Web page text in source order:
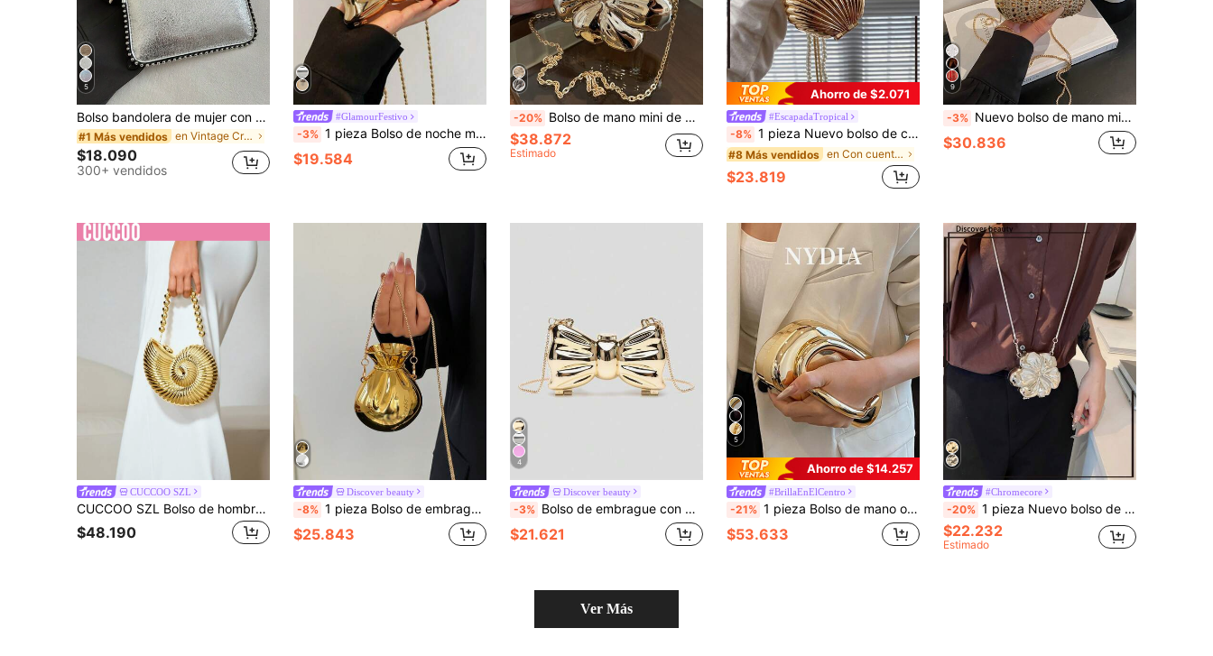
5
Bolso bandolera de mujer con cadena de cuentas, embrague de sobre vintage colorido holográfico láser metálico para fiesta
#1 Más vendidos en Vintage Crossbody de mujer
$18.090
300+ vendidos
#GlamourFestivo
-3% 1 pieza Bolso de noche mini con lazo de metal chapado en acrílico, bolso versátil decorativo con cadena de moda para mujeres para guardar lápiz labial, joyas, auriculares, maquillaje como regalo, adecuado para el Día de San Valentín, fiestas, citas, bolso bandolera, monedero elegante de mujer
$19.584
-20% Bolso de mano mini de diseño floral de ABS brillante de lujo, bolso de hombro con cadena de cuentas de metal, regalo encantador para fiestas para mujeres, adecuado para citas, compras, salidas, viajes diarios, diseño de nicho de moda, bolso de mujer, regalo del Día de San Valentín, bolso floral exquisito
$38.872
Estimado
Ahorro de $2.071
#EscapadaTropical
-8% 1 pieza Nuevo bolso de concha de metal mini, bolso cruzado de moda con correa de perlas falsas personalizadas, monedero con baño de oro lindo, bolsa para auriculares, cosméticos, lápiz labial y joyas con cadena de metal, regalo elegante para mujeres, bolso de señoras de color metálico futurista, bolso de perlas falsas elegante, bolso de concha elegante, perfecto para fiestas, bodas, cenas y banquetes, combina con vestidos de novia, ropa formal, vestidos de graduación y atuendos de fiesta de mujer
#8 Más vendidos en Con cuentas Crossbody de mujer
$23.819
9
-3% Nuevo bolso de mano mini de acrílico, cartera de moda, bolso de noche con forma de media luna personalizado con cadena para el hombro
$30.836
CUCCOO SZL
CUCCOO SZL Bolso de hombro con forma de caracol dorado 2025, correa de hombro desmontable, bolso elegante y de moda para lápiz labial, bolso de hombro elegante y de moda, adecuado para salidas nocturnas
$48.190
Discover beauty
-8% 1 pieza Bolso de embrague de color dorado, Monedero mini de mujer, Monedero con forma de jarrón, Billetera dorada, Zapato de tacón alto dorado, Regalo del Día de San Valentín, Bolso bandolera con forma de auricular, Bolso de hombro con correa de cadena, Embrague de noche único
$25.843
4
Discover beauty
-3% Bolso de embrague con decoración de lazo metálico plateado brillante de acrilico mini, bolsa de cadena de moda personalizada versátil para mujer para guardar lápiz labial, joyas/auriculares/cosméticos, regalo para ella, adecuado para el Día de San Valentín, fiesta, accesorio de vestido de novia, cita, monedero elegante para mujer
$21.621
5
Ahorro de $14.257
#BrillaEnElCentro
-21% 1 pieza Bolso de mano ovalado de PU con estilo minimalista retro elegante, decoración de metal dorado con forma de onda, correa de hombro cruzada con cadena dorada fina, bolso de noche mini de lujo vintage #Bolso de mano ovalado de PU mate marrón oscuro #Bolso con decoración de metal dorado con forma de onda #Bolso cruzado con cadena dorada fina
$53.633
#Chromecore
-20% 1 pieza Nuevo bolso de mano pequeño de fiesta con cadena, con forma de flor y pez dorado, con acabado metálico y glitter, billetera elegante para cosméticos, accesorio de regalo elegante para mujeres, adecuado para el Día de San Valentín, boda, cita
$22.232
Estimado
Ver Más